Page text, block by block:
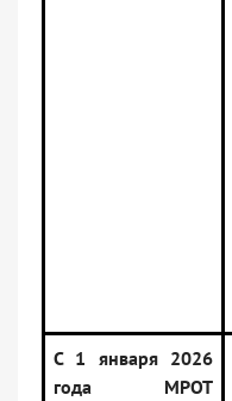
С 1 января 2026
года МРОТ